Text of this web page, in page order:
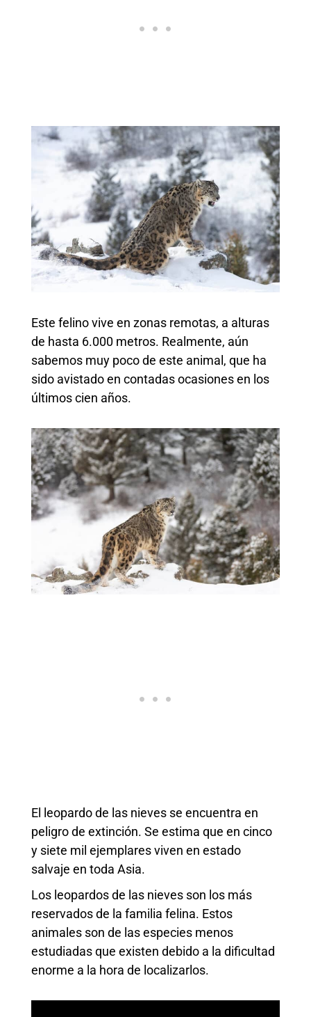
Este felino vive en zonas remotas, a alturas
de hasta 6.000 metros. Realmente, aún
sabemos muy poco de este animal, que ha
sido avistado en contadas ocasiones en los
últimos cien años.
El leopardo de las nieves se encuentra en
peligro de extinción. Se estima que en cinco
y siete mil ejemplares viven en estado
salvaje en toda Asia.
Los leopardos de las nieves son los más
reservados de la familia felina. Estos
animales son de las especies menos
estudiadas que existen debido a la dificultad
enorme a la hora de localizarlos.